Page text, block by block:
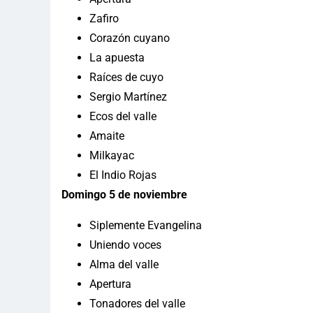
Zafiro
Corazón cuyano
La apuesta
Raíces de cuyo
Sergio Martínez
Ecos del valle
Amaite
Milkayac
El Indio Rojas
Domingo 5 de noviembre
Siplemente Evangelina
Uniendo voces
Alma del valle
Apertura
Tonadores del valle